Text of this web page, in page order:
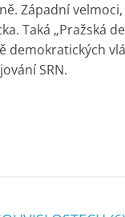
Západní
Taká „Pražská
demokratických
SRN.